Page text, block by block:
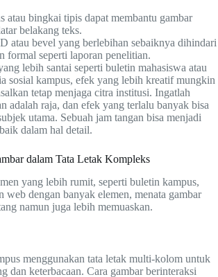
atau bingkai tipis dapat membantu gambar
belakang teks.
atau bevel yang berlebihan sebaiknya dihindari
formal seperti laporan penelitian.
lebih santai seperti buletin mahasiswa atau
sosial kampus, efek yang lebih kreatif mungkin
tetap menjaga citra institusi. Ingatlah
adalah raja, dan efek yang terlalu banyak bisa
utama. Sebuah jam tangan bisa menjadi
dalam hal detail.
dalam Tata Letak Kompleks
yang lebih rumit, seperti buletin kampus,
web dengan banyak elemen, menata gambar
namun juga lebih memuaskan.
menggunakan tata letak multi-kolom untuk
dan keterbacaan. Cara gambar berinteraksi